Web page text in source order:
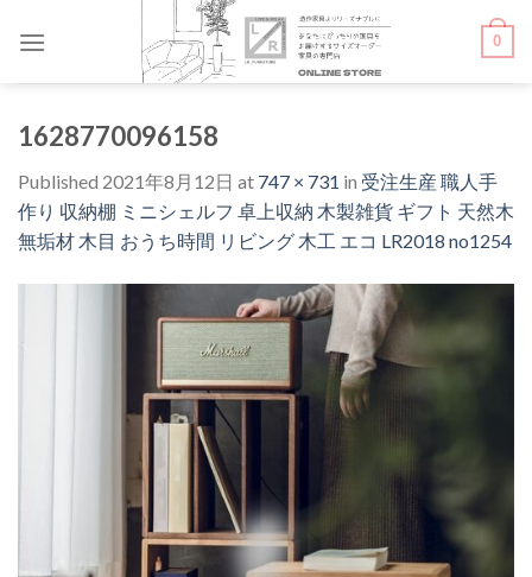
0
1628770096158
Published 2021年8月12日 at 747 × 731 in 受注生産 職人手
作り 収納棚 ミニシェルフ 卓上収納 木製雑貨 ギフト 天然木
無垢材 木目 おうち時間 リビング 木工 エコ LR2018 no1254